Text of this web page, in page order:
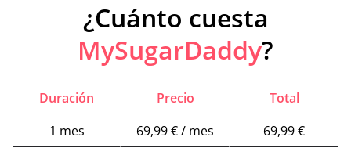
¿Cuánto cuesta
MySugarDaddy?
Duración Precio
Total
1 mes
69,99 € / mes
69,99 €